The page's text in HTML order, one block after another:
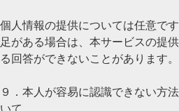
個人情報の提供については任意で
足がある場合は、本サービスの提
る回答ができないことがあります。
９．本人が容易に認識できない方